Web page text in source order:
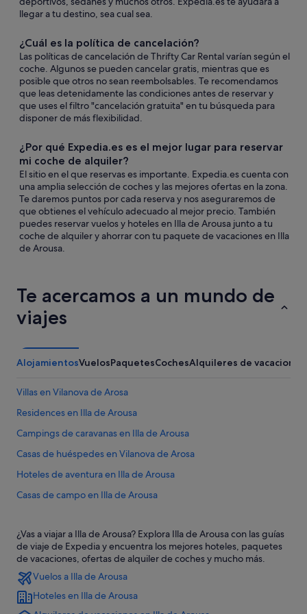
llegar a tu destino, sea cual sea.
¿Cuál es la política de cancelación?
Las políticas de cancelación de Thrifty Car Rental varían según el
coche. Algunos se pueden cancelar gratis, mientras que es
posible que otros no sean reembolsables. Te recomendamos
que leas detenidamente las condiciones antes de reservar y
que uses el filtro "cancelación gratuita" en tu búsqueda para
disponer de más flexibilidad.
¿Por qué Expedia.es es el mejor lugar para reservar
mi coche de alquiler?
El sitio en el que reservas es importante. Expedia.es cuenta con
una amplia selección de coches y las mejores ofertas en la zona.
Te daremos puntos por cada reserva y nos aseguraremos de
que obtienes el vehículo adecuado al mejor precio. También
puedes reservar vuelos y hoteles en Illa de Arousa junto a tu
coche de alquiler y ahorrar con tu paquete de vacaciones en Illa
de Arousa.
Te acercamos a un mundo de
viajes
AlojamientosVuelosPaquetesCochesAlquileres de vacaciones
Villas en Vilanova de Arosa
Residences en Illa de Arousa
Campings de caravanas en Illa de Arousa
Casas de huéspedes en Vilanova de Arosa
Hoteles de aventura en Illa de Arousa
Casas de campo en Illa de Arousa
Illa de Arousa hoteles
Cabañas en Illa de Arousa
Casas privadas de vacaciones en Illa de Arousa
Condominios en Illa de Arousa
¿Vas a viajar a Illa de Arousa? Explora Illa de Arousa con las guías
de viaje de Expedia y encuentra los mejores hoteles, paquetes
de vacaciones, ofertas de alquiler de coches y mucho más.
Vuelos a Illa de Arousa
Hoteles en Illa de Arousa